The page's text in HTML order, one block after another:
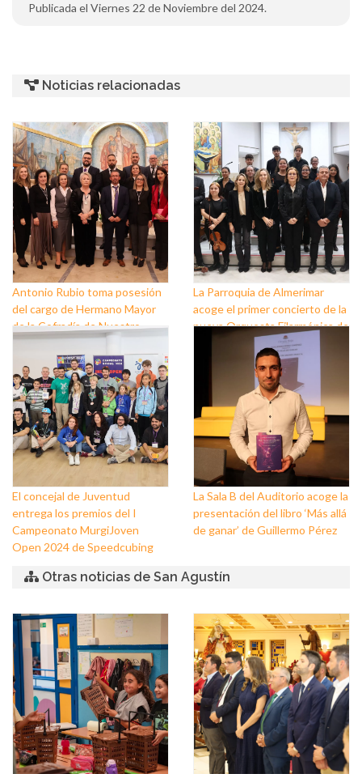
Publicada el Viernes 22 de Noviembre del 2024.
Noticias relacionadas
Antonio Rubio toma posesión
del cargo de Hermano Mayor
de la Cofradía de Nuestro
Padre Jesús Nazareno y
Nuestra Señora de los Dolores
de Balerma
La Parroquia de Almerimar
acoge el primer concierto de la
nueva Orquesta Filarmónica de
El concejal de Juventud
entrega los premios del I
Campeonato MurgiJoven
Open 2024 de Speedcubing
La Sala B del Auditorio acoge la
presentación del libro ‘Más allá
de ganar’ de Guillermo Pérez
Otras noticias de San Agustín